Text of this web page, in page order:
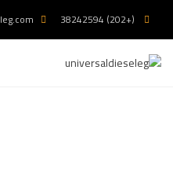
(+202) 38242594